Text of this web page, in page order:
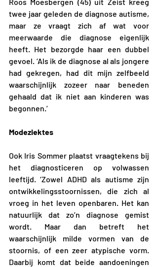
twee jaar geleden de diagnose autisme,
maar ze vraagt zich af wat voor
meerwaarde die diagnose eigenlijk
heeft. Het bezorgde haar een dubbel
gevoel. ‘Als ik de diagnose al als jongere
had gekregen, had dit mijn zelfbeeld
waarschijnlijk zozeer naar beneden
gehaald dat ik niet aan kinderen was
begonnen.’
Modeziektes
Ook Iris Sommer plaatst vraagtekens bij
het diagnosticeren op volwassen
leeftijd. ‘Zowel ADHD als autisme zijn
ontwikkelingsstoornissen, die zich al
vroeg in het leven openbaren. Het kan
natuurlijk dat zo’n diagnose gemist
wordt. Maar dan betreft het
waarschijnlijk milde vormen van de
stoornis, of een zeer atypische vorm.
Daarbij komt dat beide aandoeningen